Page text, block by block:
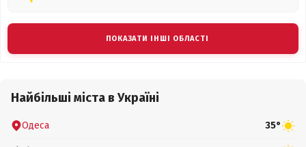
ПОКАЗАТИ ІНШІ ОБЛАСТІ
Найбільші міста в Україні
Одеса 35°